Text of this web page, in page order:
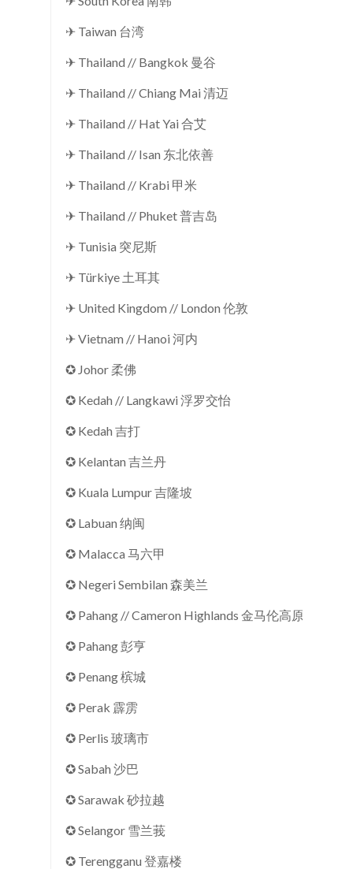
✈ Taiwan 台湾
✈ Thailand // Bangkok 曼谷
✈ Thailand // Chiang Mai 清迈
✈ Thailand // Hat Yai 合艾
✈ Thailand // Isan 东北依善
✈ Thailand // Krabi 甲米
✈ Thailand // Phuket 普吉岛
✈ Tunisia 突尼斯
✈ Türkiye 土耳其
✈ United Kingdom // London 伦敦
✈ Vietnam // Hanoi 河内
✪ Johor 柔佛
✪ Kedah // Langkawi 浮罗交怡
✪ Kedah 吉打
✪ Kelantan 吉兰丹
✪ Kuala Lumpur 吉隆坡
✪ Labuan 纳闽
✪ Malacca 马六甲
✪ Negeri Sembilan 森美兰
✪ Pahang // Cameron Highlands 金马伦高原
✪ Pahang 彭亨
✪ Penang 槟城
✪ Perak 霹雳
✪ Perlis 玻璃市
✪ Sabah 沙巴
✪ Sarawak 砂拉越
✪ Selangor 雪兰莪
✪ Terengganu 登嘉楼